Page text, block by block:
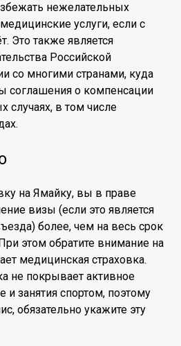
нежелательных
услуги, если с
Это также является
Российской
со многими странами, куда
соглашения о компенсации
случаях, в том числе
на Ямайку, вы в праве
визы (если это является
более, чем на весь срок
этом обратите внимание на
медицинская страховка.
не покрывает активное
занятия спортом, поэтому
обязательно укажите эту